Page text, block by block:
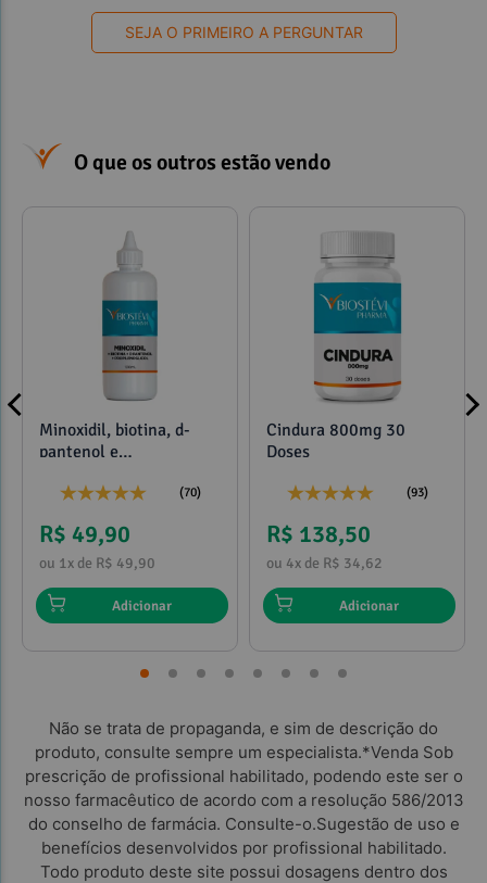
SEJA O PRIMEIRO A PERGUNTAR
O que os outros estão vendo
Minoxidil, biotina, d-
pantenol e
(70)
R$ 49,90
ou 1x de R$ 49,90
Adicionar
Cindura 800mg 30
Doses
(93)
R$ 138,50
ou 4x de R$ 34,62
Adicionar
Não se trata de propaganda, e sim de descrição do
produto, consulte sempre um especialista.*Venda Sob
prescrição de profissional habilitado, podendo este ser o
nosso farmacêutico de acordo com a resolução 586/2013
do conselho de farmácia. Consulte-o.Sugestão de uso e
benefícios desenvolvidos por profissional habilitado.
Todo produto deste site possui dosagens dentro dos